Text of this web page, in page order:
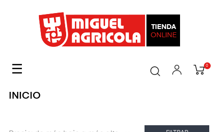
Navegación
palanca
☰ 0
INICIO